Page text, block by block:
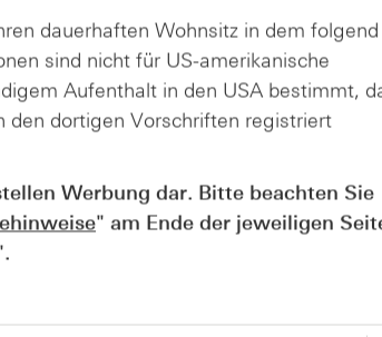
Kosten &
dauerhaften Wohnsitz in dem folgend
sind nicht für US-amerikanische
Aufenthalt in den USA bestimmt,
dortigen Vorschriften registriert
Werbung dar. Bitte beachten Sie
" am Ende der jeweiligen